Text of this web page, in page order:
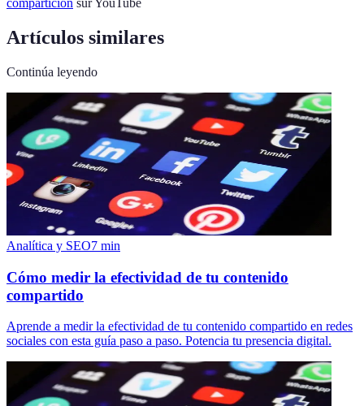
compartición sur YouTube
Artículos similares
Continúa leyendo
Analítica y SEO7 min
Cómo medir la efectividad de tu contenido
compartido
Aprende a medir la efectividad de tu contenido compartido en redes
sociales con esta guía paso a paso. Potencia tu presencia digital.